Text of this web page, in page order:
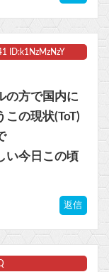
ID:k1NzMzNzY
の方で国内に
の現状(ToT)
い今日この頃
返信